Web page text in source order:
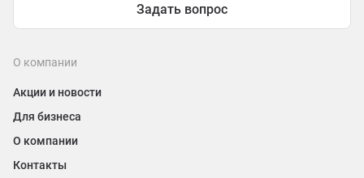
О компании
Акции и новости
Для бизнеса
О компании
Контакты
Задать вопрос